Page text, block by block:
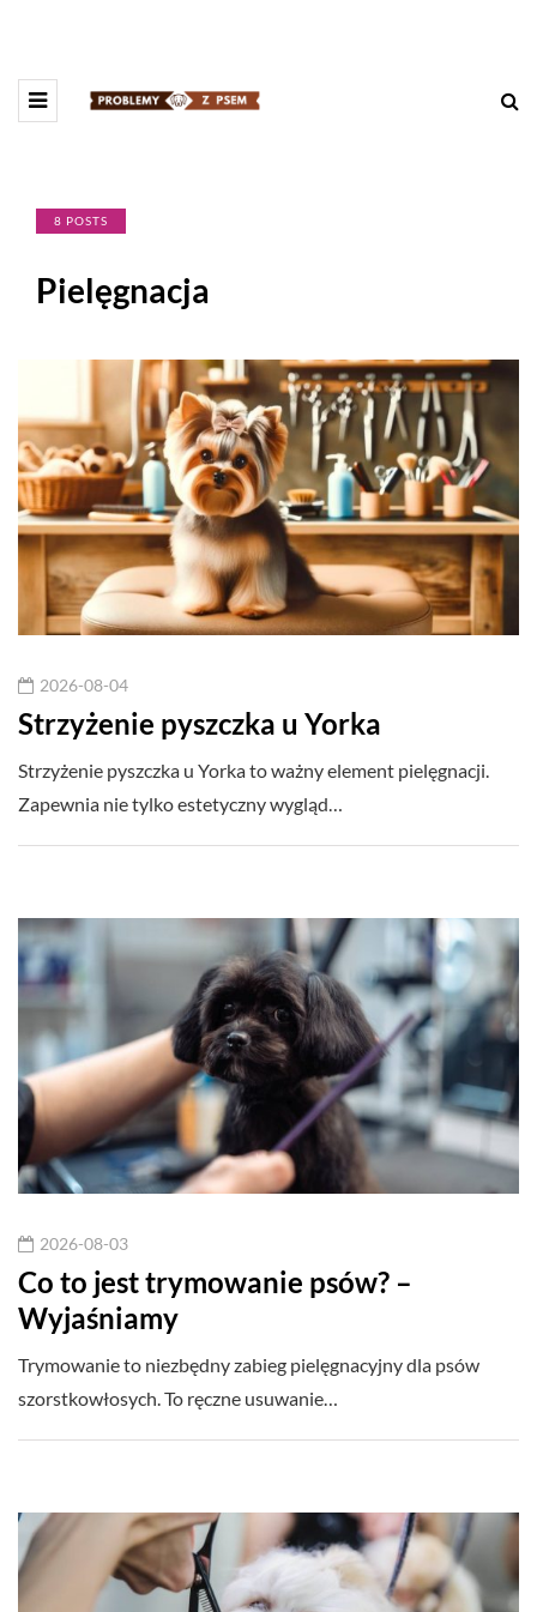
8 POSTS
Pielęgnacja
2026-08-04
Strzyżenie pyszczka u Yorka
Strzyżenie pyszczka u Yorka to ważny element pielęgnacji.
Zapewnia nie tylko estetyczny wygląd…
2026-08-03
Co to jest trymowanie psów? –
Wyjaśniamy
Trymowanie to niezbędny zabieg pielęgnacyjny dla psów
szorstkowłosych. To ręczne usuwanie…